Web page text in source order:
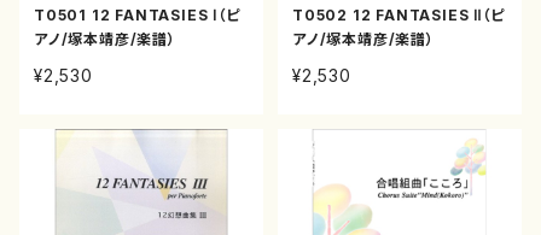
T0501 12 FANTASIES Ⅰ（ピ
アノ/塚本靖彦/楽譜）
¥2,530
T0502 12 FANTASIES Ⅱ（ピ
アノ/塚本靖彦/楽譜）
¥2,530